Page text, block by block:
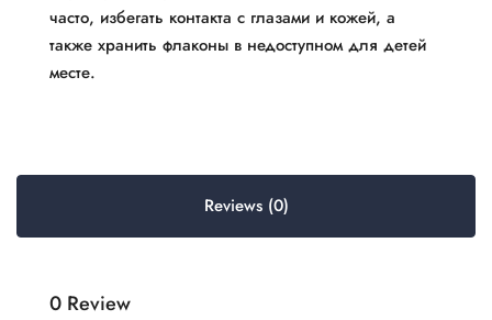
часто, избегать контакта с глазами и кожей, а
также хранить флаконы в недоступном для детей
месте.
Reviews (0)
0 Review